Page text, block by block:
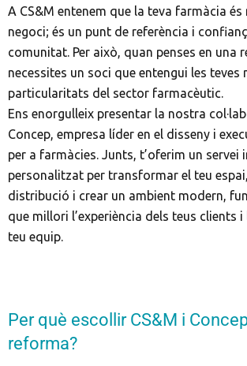
A CS&M entenem que la teva farmàcia és
negoci; és un punt de referència i
comunitat. Per això, quan penses en una
necessites un soci que entengui les teves
particularitats del sector farmacèutic.
Ens enorgulleix presentar la nostra
Concep, empresa líder en el disseny i
per a farmàcies. Junts, t’oferim un servei
personalitzat per transformar el teu
distribució i crear un ambient modern,
que millori l’experiència dels teus clients i
teu equip.
Per què escollir CS&M i
reforma?